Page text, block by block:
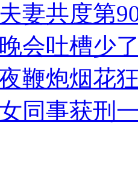
妻共度第
会吐槽少
鞭炮烟花
同事获刑